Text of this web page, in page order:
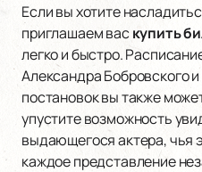
Если вы хотите
приглашаем васкупить
легко и быстро.
Александра Бобровского
постановок вы также
упустите возможность
выдающегося актера, чья
каждое представление